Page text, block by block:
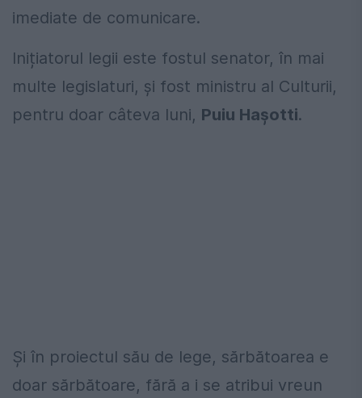
imediate de comunicare.
Inițiatorul legii este fostul senator, în mai
multe legislaturi, și fost ministru al Culturii,
pentru doar câteva luni, Puiu Hașotti.
Și în proiectul său de lege, sărbătoarea e
doar sărbătoare, fără a i se atribui vreun